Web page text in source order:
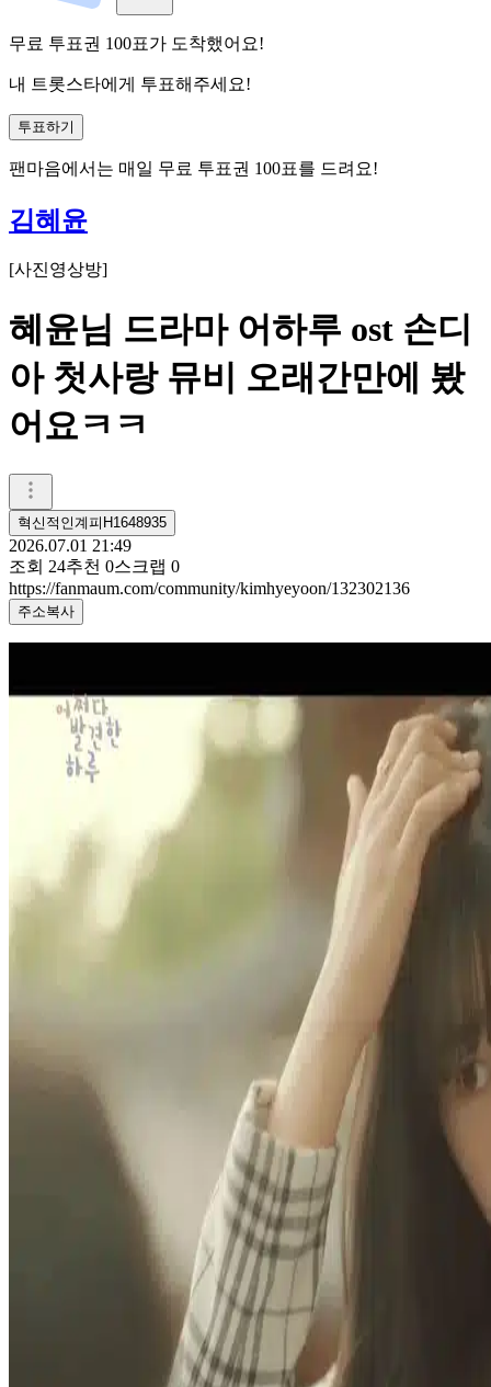
무료 투표권 100표가 도착했어요!
내 트롯스타에게 투표해주세요!
투표하기
팬마음에서는 매일 무료 투표권 100표를 드려요!
김혜윤
[사진영상방]
혜윤님 드라마 어하루 ost 손디
아 첫사랑 뮤비 오래간만에 봤
어요ㅋㅋ
혁신적인계피H1648935
2026.07.01 21:49
조회 24추천 0스크랩 0
https://fanmaum.com/community/kimhyeyoon/132302136
주소복사